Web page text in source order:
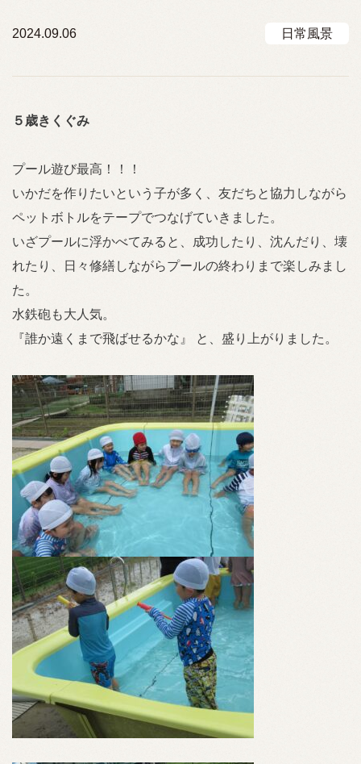
2024.09.06 日常風景
５歳きくぐみ
プール遊び最高！！！
いかだを作りたいという子が多く、友だちと協力しながら
ペットボトルをテープでつなげていきました。
いざプールに浮かべてみると、成功したり、沈んだり、壊
れたり、日々修繕しながらプールの終わりまで楽しみまし
た。
水鉄砲も大人気。
『誰か遠くまで飛ばせるかな』 と、盛り上がりました。